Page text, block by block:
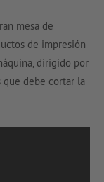
mesa de
de impresión
dirigido por
que debe cortar la